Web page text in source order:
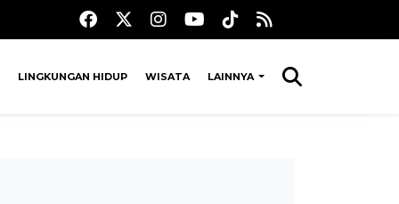
LINGKUNGAN HIDUP WISATA LAINNYA